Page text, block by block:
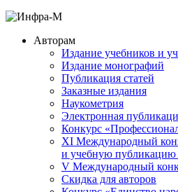
Авторам
Издание учебников и
Издание монографий
Публикация статей
Заказные издания
Наукометрия
Электронная
Конкурс
XI Международный
и учебную публикацию
V Международный
Скидка для авторов